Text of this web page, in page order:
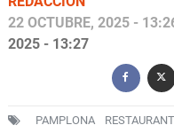
22 OCTUBRE, 2025 -
2025 - 13:27
PAMPLONA